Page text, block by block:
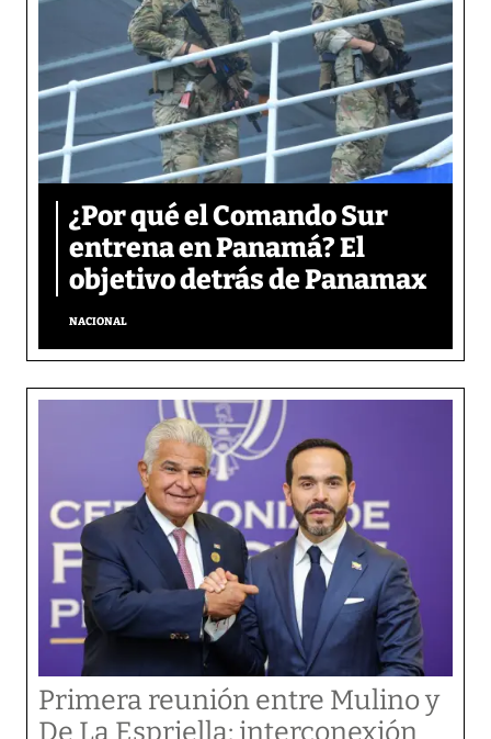
¿Por qué el Comando Sur
entrena en Panamá? El
objetivo detrás de Panamax
NACIONAL
Primera reunión entre Mulino y
De La Espriella: interconexión